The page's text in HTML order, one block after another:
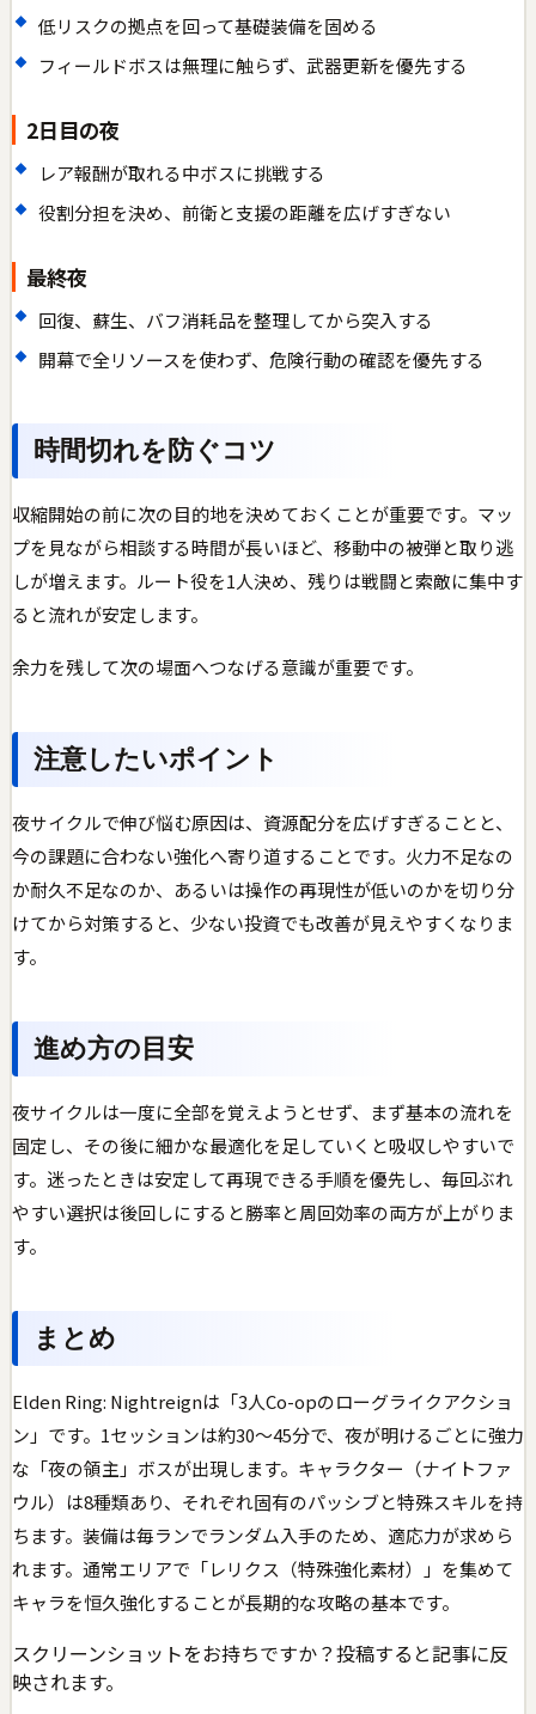
低リスクの拠点を回って基礎装備を固める
フィールドボスは無理に触らず、武器更新を優先する
2日目の夜
レア報酬が取れる中ボスに挑戦する
役割分担を決め、前衛と支援の距離を広げすぎない
最終夜
回復、蘇生、バフ消耗品を整理してから突入する
開幕で全リソースを使わず、危険行動の確認を優先する
時間切れを防ぐコツ
収縮開始の前に次の目的地を決めておくことが重要です。マッ
プを見ながら相談する時間が長いほど、移動中の被弾と取り逃
しが増えます。ルート役を1人決め、残りは戦闘と索敵に集中す
ると流れが安定します。
余力を残して次の場面へつなげる意識が重要です。
注意したいポイント
夜サイクルで伸び悩む原因は、資源配分を広げすぎることと、
今の課題に合わない強化へ寄り道することです。火力不足なの
か耐久不足なのか、あるいは操作の再現性が低いのかを切り分
けてから対策すると、少ない投資でも改善が見えやすくなりま
す。
進め方の目安
夜サイクルは一度に全部を覚えようとせず、まず基本の流れを
固定し、その後に細かな最適化を足していくと吸収しやすいで
す。迷ったときは安定して再現できる手順を優先し、毎回ぶれ
やすい選択は後回しにすると勝率と周回効率の両方が上がりま
す。
まとめ
Elden Ring: Nightreignは「3人Co-opのローグライクアクショ
ン」です。1セッションは約30〜45分で、夜が明けるごとに強力
な「夜の領主」ボスが出現します。キャラクター（ナイトファ
ウル）は8種類あり、それぞれ固有のパッシブと特殊スキルを持
ちます。装備は毎ランでランダム入手のため、適応力が求めら
れます。通常エリアで「レリクス（特殊強化素材）」を集めて
キャラを恒久強化することが長期的な攻略の基本です。
スクリーンショットをお持ちですか？投稿すると記事に反
映されます。